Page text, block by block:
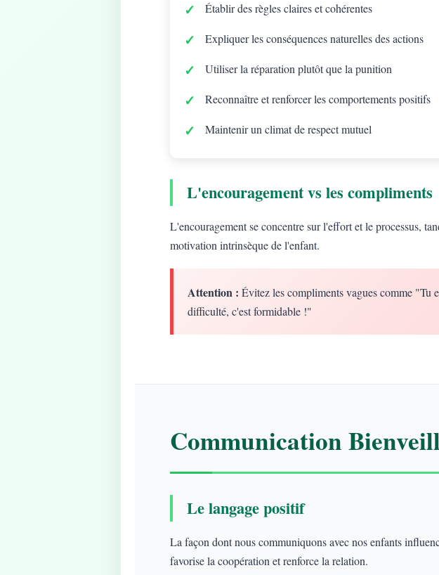
Établir des règles claires et cohérentes
Expliquer les conséquences naturelles des actions
Utiliser la réparation plutôt que la punition
Reconnaître et renforcer les comportements positifs
Maintenir un climat de respect mutuel
L'encouragement vs les compliments
L'encouragement se concentre sur l'effort et le processus,
motivation intrinsèque de l'enfant.
Attention : Évitez les compliments vagues comme "Tu
difficulté, c'est formidable !"
Communication
Le langage positif
La façon dont nous communiquons avec nos enfants
favorise la coopération et renforce la relation.